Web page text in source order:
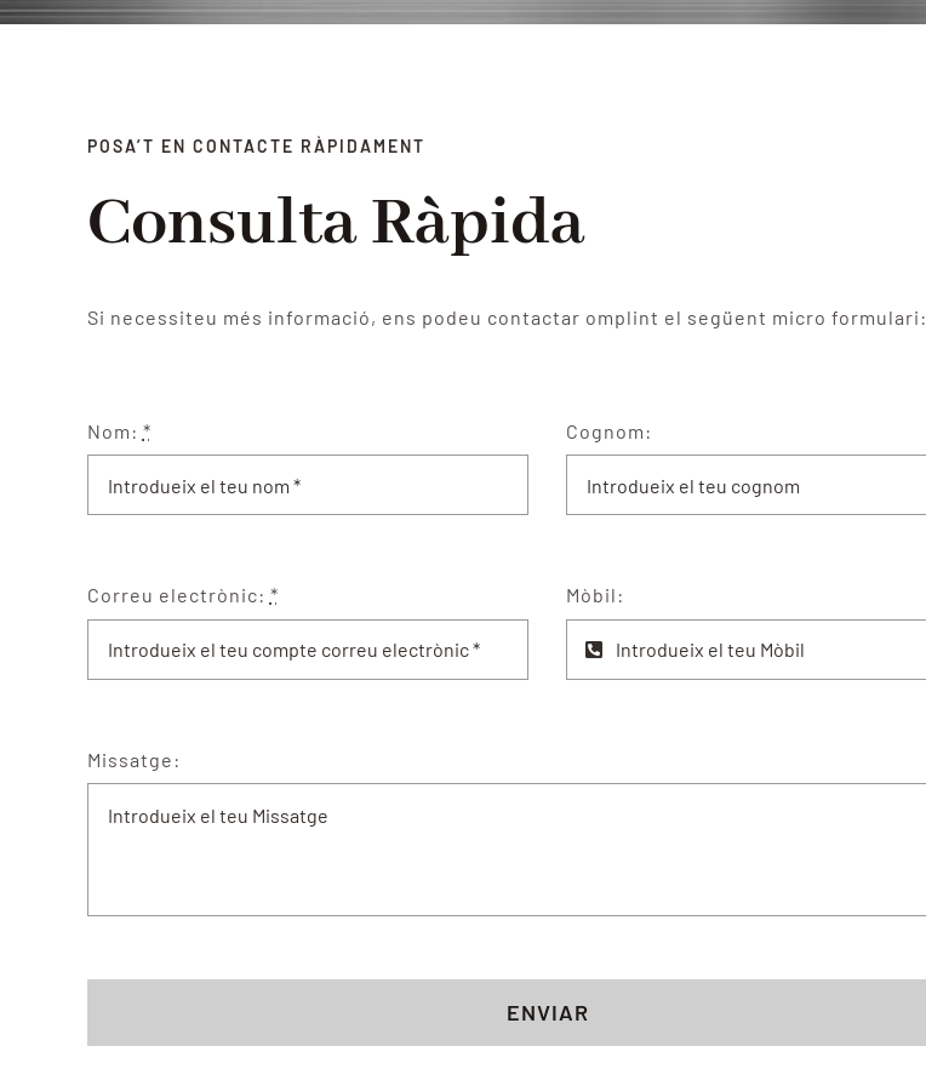
POSA’T EN CONTACTE RÀPIDAMENT
Consulta Ràpida
Si necessiteu més informació, ens podeu contactar omplint el següent micro formulari:
Nom: * Cognom:
Correu electrònic: * Mòbil:
Missatge:
ENVIAR